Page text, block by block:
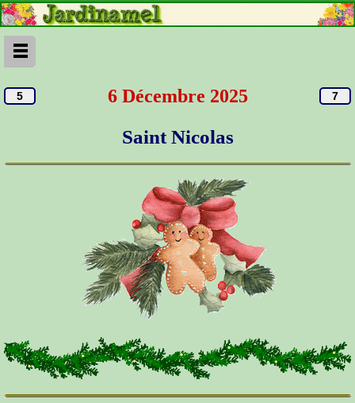
6 Décembre 2025
Saint Nicolas